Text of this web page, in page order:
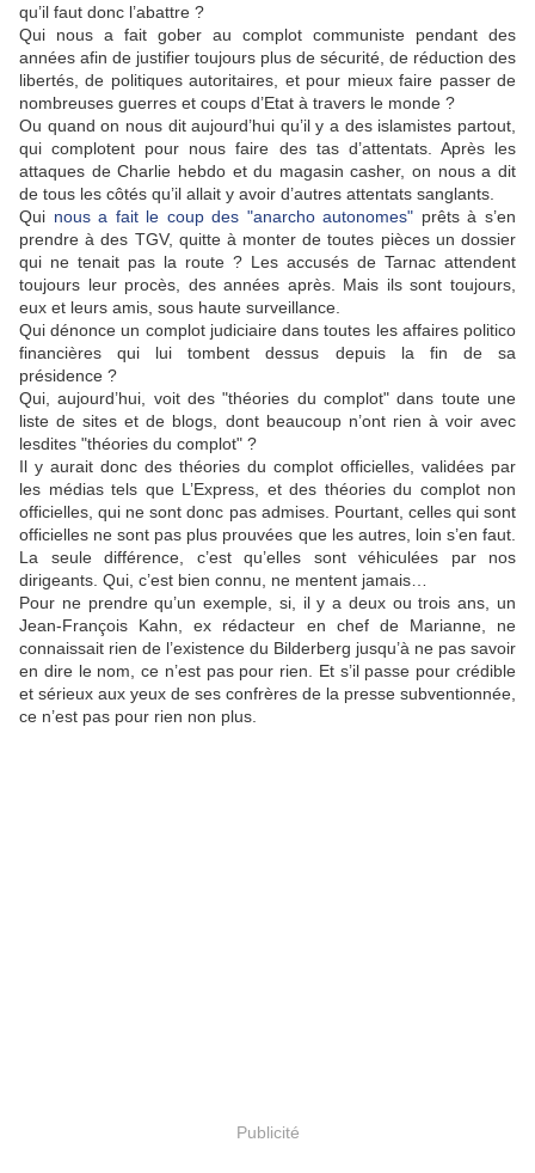
qu’il faut donc l’abattre ?
Qui nous a fait gober au complot communiste pendant des
années afin de justifier toujours plus de sécurité, de réduction des
libertés, de politiques autoritaires, et pour mieux faire passer de
nombreuses guerres et coups d’Etat à travers le monde ?
Ou quand on nous dit aujourd’hui qu’il y a des islamistes partout,
qui complotent pour nous faire des tas d’attentats. Après les
attaques de Charlie hebdo et du magasin casher, on nous a dit
de tous les côtés qu’il allait y avoir d’autres attentats sanglants.
Qui nous a fait le coup des "anarcho autonomes" prêts à s’en
prendre à des TGV, quitte à monter de toutes pièces un dossier
qui ne tenait pas la route ? Les accusés de Tarnac attendent
toujours leur procès, des années après. Mais ils sont toujours,
eux et leurs amis, sous haute surveillance.
Qui dénonce un complot judiciaire dans toutes les affaires politico
financières qui lui tombent dessus depuis la fin de sa
présidence ?
Qui, aujourd’hui, voit des "théories du complot" dans toute une
liste de sites et de blogs, dont beaucoup n’ont rien à voir avec
lesdites "théories du complot" ?
Il y aurait donc des théories du complot officielles, validées par
les médias tels que L’Express, et des théories du complot non
officielles, qui ne sont donc pas admises. Pourtant, celles qui sont
officielles ne sont pas plus prouvées que les autres, loin s’en faut.
La seule différence, c’est qu’elles sont véhiculées par nos
dirigeants. Qui, c’est bien connu, ne mentent jamais…
Pour ne prendre qu’un exemple, si, il y a deux ou trois ans, un
Jean-François Kahn, ex rédacteur en chef de Marianne, ne
connaissait rien de l’existence du Bilderberg jusqu’à ne pas savoir
en dire le nom, ce n’est pas pour rien. Et s’il passe pour crédible
et sérieux aux yeux de ses confrères de la presse subventionnée,
ce n’est pas pour rien non plus.
Publicité